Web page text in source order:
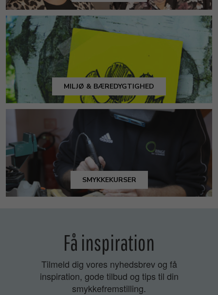
MILJØ & BÆREDYGTIGHED
SMYKKEKURSER
Få inspiration
Tilmeld dig vores nyhedsbrev og få
inspiration, gode tilbud og tips til din
smykkefremstilling.